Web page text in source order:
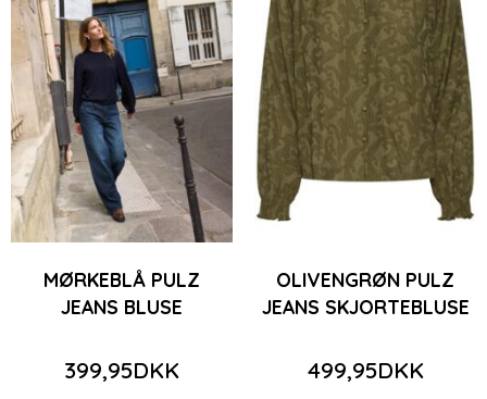
MØRKEBLÅ PULZ
JEANS BLUSE
399,95DKK
OLIVENGRØN PULZ
JEANS SKJORTEBLUSE
499,95DKK